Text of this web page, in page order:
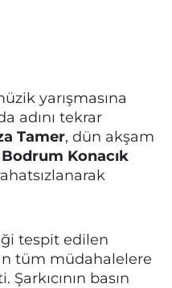
yarışmasına
adını tekrar
Tamer, dün akşam
Bodrum Konacık
tespit edilen
tüm müdahalelere
basın